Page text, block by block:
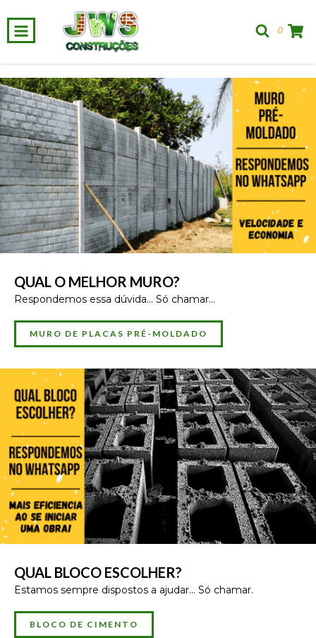
0
QUAL O MELHOR MURO?
Respondemos essa dúvida... Só chamar...
MURO DE PLACAS PRÉ-MOLDADO
QUAL BLOCO ESCOLHER?
Estamos sempre dispostos a ajudar... Só chamar.
BLOCO DE CIMENTO